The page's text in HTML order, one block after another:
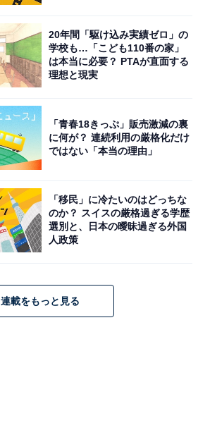
20年間「駆け込み実績ゼロ」の
学校も…「こども110番の家」
は本当に必要？ PTAが直面する
理想と現実
「青春18きっぷ」販売激減の裏
に何が？ 連続利用の厳格化だけ
ではない「本当の理由」
「移民」に冷たいのはどっちな
のか？ スイスの厳格過ぎる学歴
選別と、日本の曖昧過ぎる外国
人政策
連載をもっと見る